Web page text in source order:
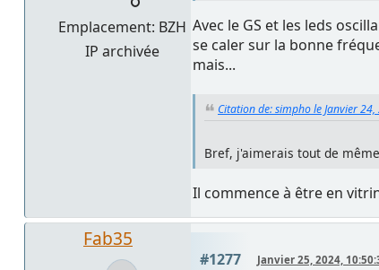
Emplacement: BZH
IP archivée
Avec le GS et les leds
se caler sur la bonne
mais...
Citation de: simpho le Janvier
Bref, j'aimerais tout de
Il commence à être en
Fab35
#1277 Janvier 25, 2024,